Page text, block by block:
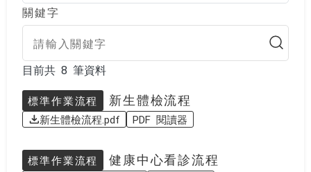
關鍵字
目前共 8 筆資料
目前共 8 筆資料
標準作業流程 新生體檢流程
新生體檢流程.pdf PDF 閱讀器
標準作業流程 健康中心看診流程